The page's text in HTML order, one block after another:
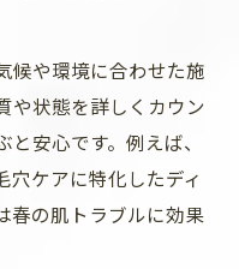
ける毛穴ケア体験
の肌悩み解決
キンケアの特徴
を守るコツ
ツを解説
ぶときのポイント
候や環境に合わせた施
や状態を詳しくカウン
安心です。例えば、
穴ケアに特化したディ
春の肌トラブルに効果